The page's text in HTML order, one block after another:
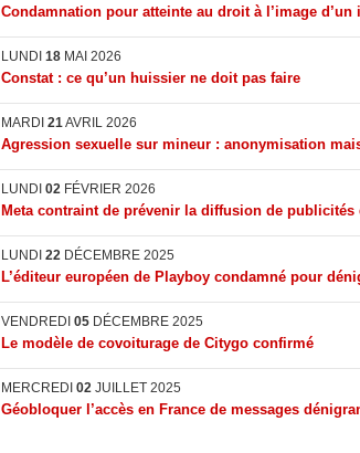
Condamnation pour atteinte au droit à l’image d’un
LUNDI 18 MAI 2026
Constat : ce qu’un huissier ne doit pas faire
MARDI 21AVRIL 2026
Agression sexuelle sur mineur : anonymisation
LUNDI 02 FÉVRIER 2026
Meta contraint de prévenir la diffusion de publicités
LUNDI 22 DÉCEMBRE 2025
L’éditeur européen de Playboy condamné pour
VENDREDI 05 DÉCEMBRE 2025
Le modèle de covoiturage de Citygo confirmé
MERCREDI 02 JUILLET 2025
Géobloquer l’accès en France de messages